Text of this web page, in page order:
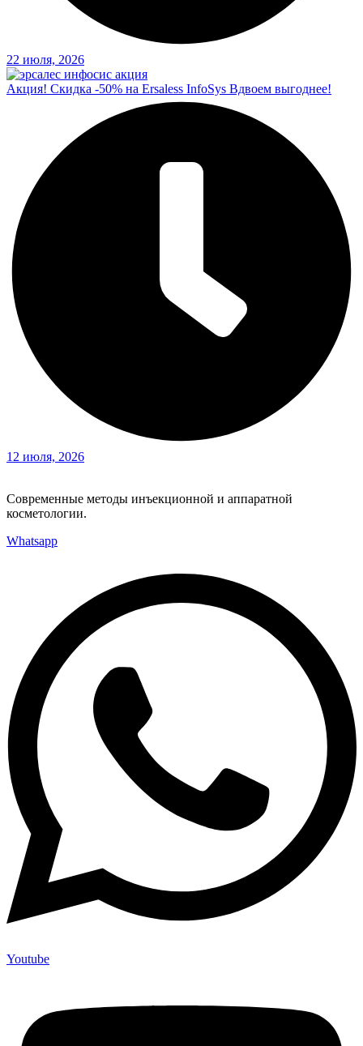
22 июля, 2026
Акция! Скидка -50% на Ersaless InfoSys Вдвоем выгоднее!
12 июля, 2026
Современные методы инъекционной и аппаратной
косметологии.
Whatsapp
Youtube